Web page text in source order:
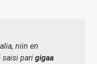
niin en
saisi pari gigaa